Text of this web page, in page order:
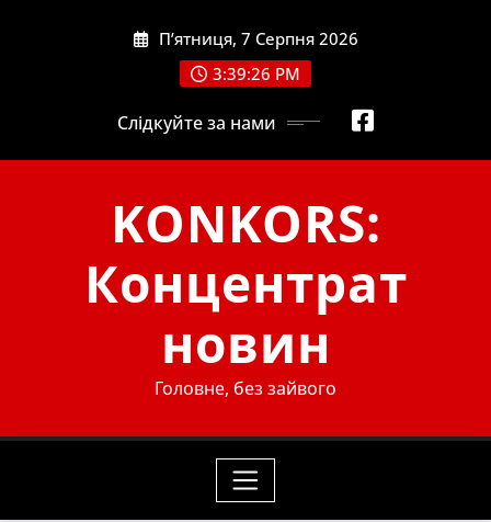
П’ятниця, 7 Серпня 2026
3:39:28 PM
Слідкуйте за нами
KONKORS:
Концентрат
новин
Головне, без зайвого